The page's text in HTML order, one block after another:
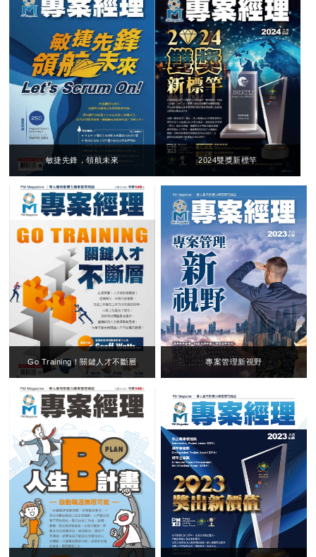
敏捷先鋒，領航未來 2024雙獎新標竿
Go Training！關鍵人才不斷層 專案管理新視野